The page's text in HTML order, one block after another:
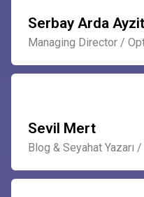
Serbay Arda Ayzit
Managing Director /
Sevil Mert
Blog & Seyahat Yazarı